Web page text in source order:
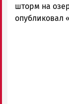
и
Карелии
шторм на
опубликовал